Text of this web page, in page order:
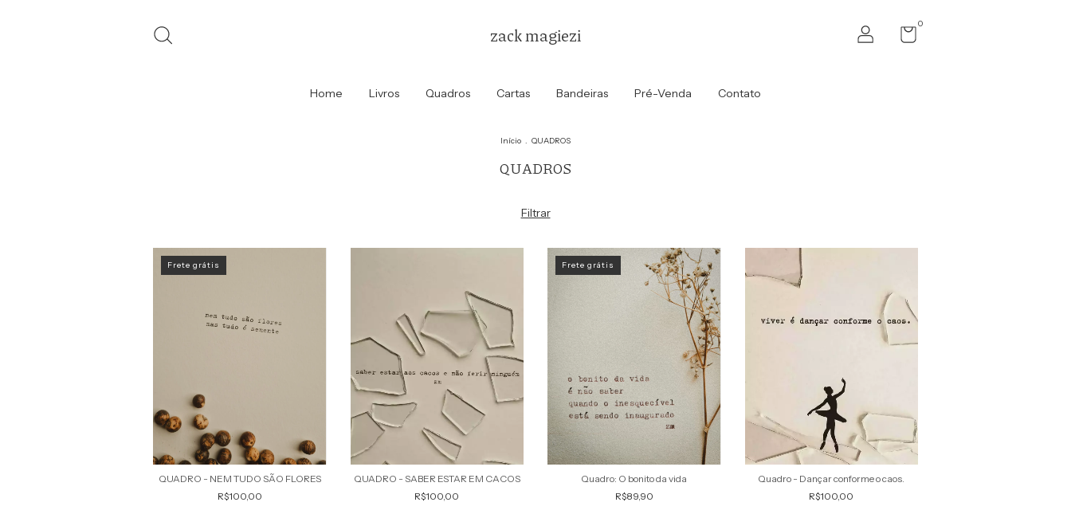
zack magiezi
0
Home Livros Quadros Cartas Bandeiras Pré-Venda Contato
Início . QUADROS
QUADROS
Filtrar
Frete grátis
QUADRO - NEM TUDO SÃO FLORES
R$100,00
QUADRO - SABER ESTAR EM CACOS
R$100,00
Frete grátis
Quadro: O bonito da vida
R$89,90
Quadro - Dançar conforme o caos.
R$100,00